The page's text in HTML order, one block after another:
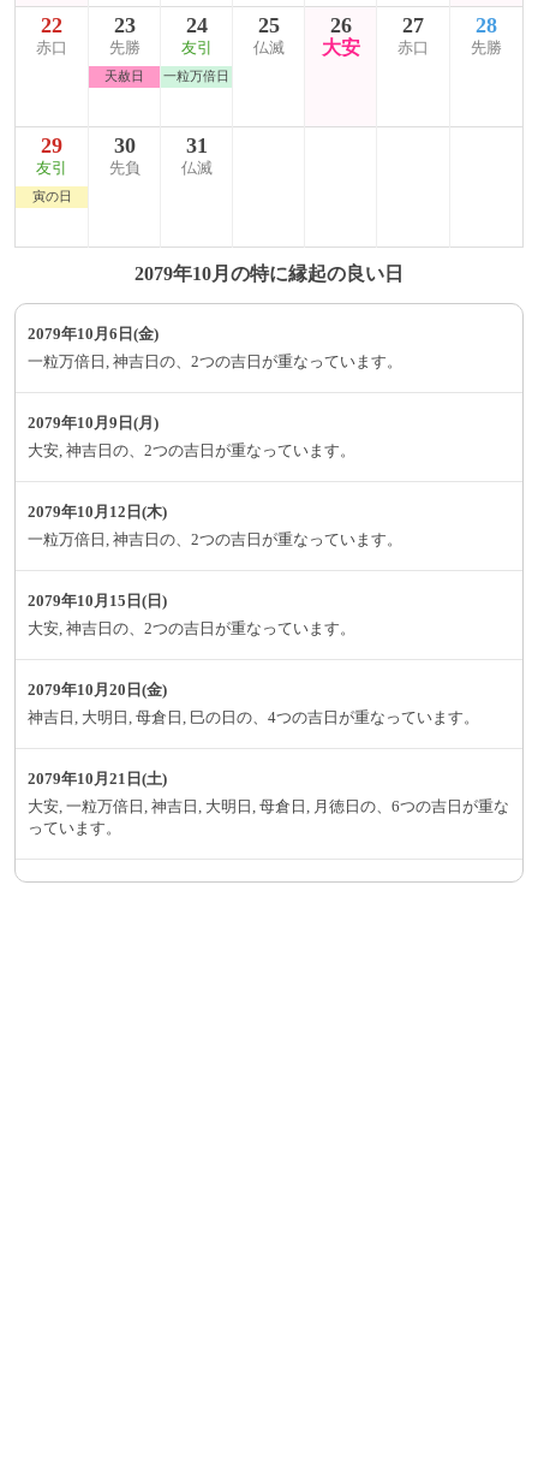
22
赤口
23
先勝
天赦日
24
友引
一粒万倍日
25
仏滅
26
大安
27
赤口
28
先勝
29
友引
寅の日
30
先負
31
仏滅
2079年10月の特に縁起の良い日
2079年10月6日(金)
一粒万倍日, 神吉日の、2つの吉日が重なっています。
2079年10月9日(月)
大安, 神吉日の、2つの吉日が重なっています。
2079年10月12日(木)
一粒万倍日, 神吉日の、2つの吉日が重なっています。
2079年10月15日(日)
大安, 神吉日の、2つの吉日が重なっています。
2079年10月20日(金)
神吉日, 大明日, 母倉日, 巳の日の、4つの吉日が重なっています。
2079年10月21日(土)
大安, 一粒万倍日, 神吉日, 大明日, 母倉日, 月徳日の、6つの吉日が重な
っています。